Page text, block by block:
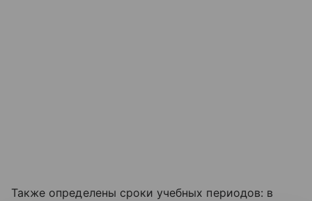
Также определены сроки учебных периодов: в